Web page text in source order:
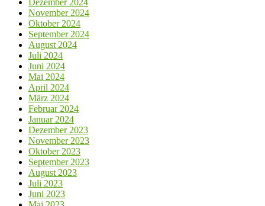
November 2024
Oktober 2024
September 2024
August 2024
Juli 2024
Juni 2024
Mai 2024
April 2024
März 2024
Februar 2024
Januar 2024
Dezember 2023
November 2023
Oktober 2023
September 2023
August 2023
Juli 2023
Juni 2023